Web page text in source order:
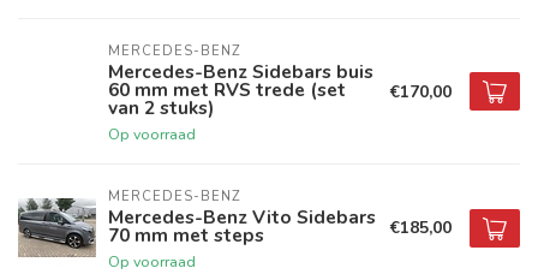
MERCEDES-BENZ
Mercedes-Benz Sidebars buis
60 mm met RVS trede (set
van 2 stuks)
Op voorraad
€170,00
MERCEDES-BENZ
Mercedes-Benz Vito Sidebars
70 mm met steps
Op voorraad
€185,00